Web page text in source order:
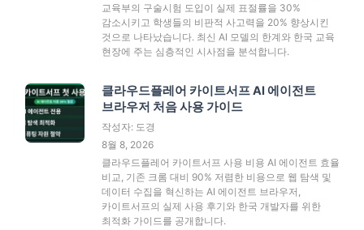
교육부의 구술시험 도입이 실제 표절률을 30%
감소시키고 학생들의 비판적 사고력을 20% 향상시킨
것으로 나타났습니다. 최신 AI 모델의 한계와 한국 교육
현장에 주는 심층적인 시사점을 분석합니다.
클라우드플레어 카이트서프 AI 에이전트
브라우저 처음 사용 가이드
작성자: 도경
8월 8, 2026
클라우드플레어 카이트서프 사용 비용 AI 에이전트 효율
비교, 기존 크롬 대비 90% 저렴한 비용으로 웹 탐색 및
데이터 수집을 혁신하는 AI 에이전트 브라우저,
카이트서프의 실제 사용 후기와 한국 개발자를 위한
최적화 가이드를 공개합니다.